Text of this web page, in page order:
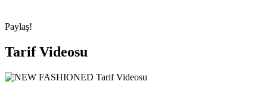
Paylaş!
Tarif Videosu